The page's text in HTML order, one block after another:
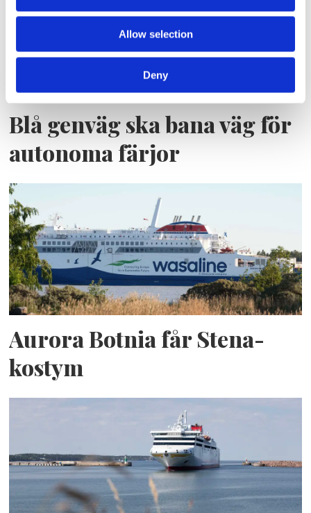
Allow selection
Deny
Blå genväg ska bana väg för
autonoma färjor
Aurora Botnia får Stena-
kostym